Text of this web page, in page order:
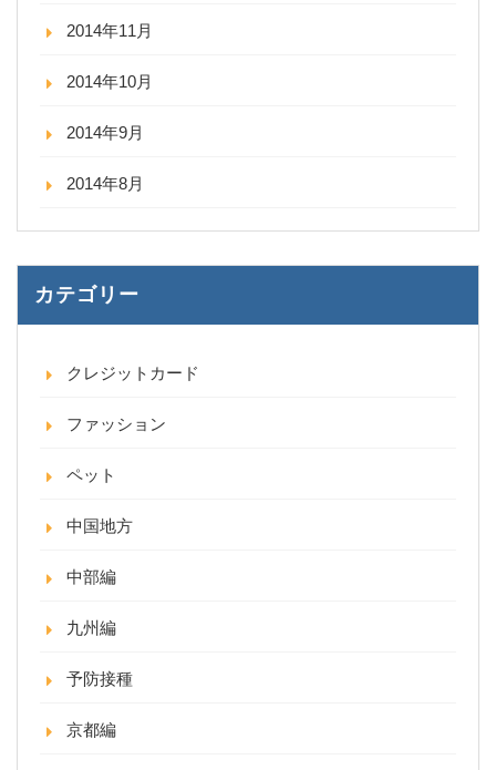
2014年11月
2014年10月
2014年9月
2014年8月
カテゴリー
クレジットカード
ファッション
ペット
中国地方
中部編
九州編
予防接種
京都編